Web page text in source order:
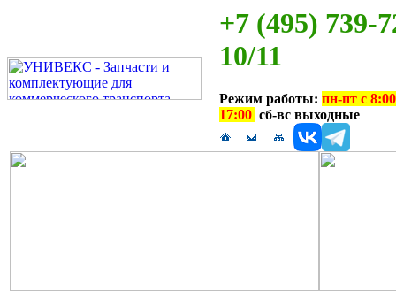
+7 (495) 739-
10/11
Режим работы: пн-пт с
17:00 сб-вс выходные